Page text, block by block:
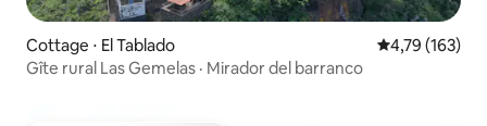
Cottage ⋅ El Tablado Évaluation
4,79 (163)
Gîte rural Las Gemelas · Mirador del barranco